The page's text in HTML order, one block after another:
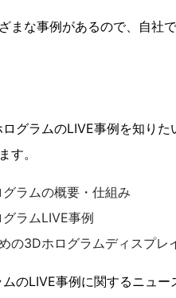
まな事例があるので、自社
グラムのLIVE事例を知り
す。
ラムの概要・仕組み
ラムLIVE事例
の3Dホログラムディスプレ
のLIVE事例に関するニュ